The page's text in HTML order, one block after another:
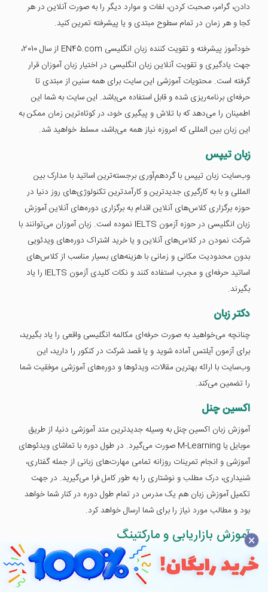
دادن، گرامر، صحبت کردن، لغات و موارد دیگر را به صورت آنلاین در هر
کجا و هر زمان در تمام سطوح مبتدی و یا پیشرفته تمرین کنید.
خودآموز پیشرفته و تقویت کننده زبان انگلیسی EN45.com از سال 2010،
جهت یادگیری و تقویت آنلاین زبان انگلیسی در اختیار زبان آموزان قرار
گرفته است. محتویات آموزشی این سایت برای همه سنین از مبتدی تا
حرفه‌ای برنامه‌ریزی شده و قابل استفاده می‌باشد. این سایت به شما این
اطمینان را می‌دهد که با تلاش و پیگیری خود، در کوتاه‌ترین زمان ممکن به
این زبان بین المللی که امروزه نیاز همه می‌باشد، مسلط خواهید شد.
زبان تیپس
وب‌سایت زبان تیپس با گردهم‌آوری برجسته‌ترین اساتید با مدارک بین
المللی و با به کارگیری جدیدترین و کارآمدترین تکنولوژی‌های روز دنیا در
حوزه برگزاری کلاس‌های آنلاین اقدام به برگزاری دوره‌های آنلاین آموزش
زبان انگلیسی در حوزه آزمون IELTS نموده است. زبان آموزان می‌توانند با
شرکت نمودن در کلاس‌های آنلاین و یا خرید اشتراک دوره‌های ویدئویی
بدون محدودیت مکانی و زمانی با هزینه‌های بسیار مناسب از کلاس‌های
اساتید حرفه‌ای و مجرب استفاده کنند و نکات کلیدی آزمون‌ IELTS را یاد
بگیرند.
دکتر زبان
چنانچه می‌خواهید به صورت حرفه‌ای مکالمه انگلیسی واقعی را یاد بگیرید،
برای آزمون آیلتس آماده شوید و یا قصد شرکت در کنکور را دارید، این
وب‌سایت با ارائه بهترین مقالات، ویدئوها و دوره‌های آموزشی موفقیت شما
را تضمین می‌کند.
اکسین چنل
آموزش زبان اکسین چنل به وسیله جدیدترین متد آموزشی دنیا، از طریق
موبایل یا M-Learning صورت می‌گیرد. در طول دوره با تماشای ویدئوهای
آموزشی و انجام تمرینات روزانه تمامی مهارت‌های زبانی از جمله گفتاری،
شنیداری، درک مطلب و نوشتاری را به طور کامل فرا می‌گیرید. در جهت
تکمیل آموزش زبان هم یک مدرس در تمام طول دوره در کنار شما خواهد
بود و مطالب مورد نیاز را برای شما ارسال خواهد کرد.
آموزش بازاریابی و مارکتینگ
این وب‌سایت‌ها مختص آموزش بازاریابی و مارکتینگ می‌باشد و به شرح زیر
است:
×